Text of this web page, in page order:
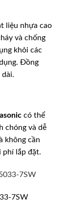
liệu nhựa cao
và chống
khỏi các
Đồng
có thể
chóng và dễ
không cần
phí lắp đặt.
7SW